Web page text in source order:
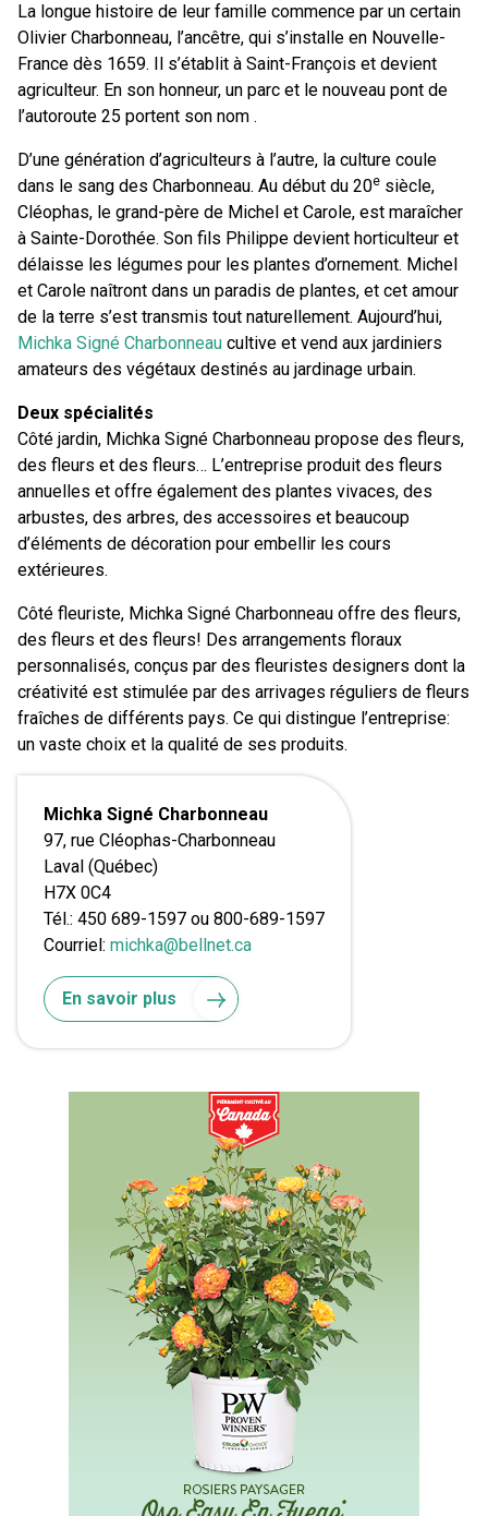
La longue histoire de leur famille commence par un certain
Olivier Charbonneau, l’ancêtre, qui s’installe en Nouvelle-
France dès 1659. Il s’établit à Saint-François et devient
agriculteur. En son honneur, un parc et le nouveau pont de
l’autoroute 25 portent son nom .
D’une génération d’agriculteurs à l’autre, la culture coule
dans le sang des Charbonneau. Au début du 20e siècle,
Cléophas, le grand-père de Michel et Carole, est maraîcher
à Sainte-Dorothée. Son fils Philippe devient horticulteur et
délaisse les légumes pour les plantes d’ornement. Michel
et Carole naîtront dans un paradis de plantes, et cet amour
de la terre s’est transmis tout naturellement. Aujourd’hui,
Michka Signé Charbonneau cultive et vend aux jardiniers
amateurs des végétaux destinés au jardinage urbain.
Deux spécialités
Côté jardin, Michka Signé Charbonneau propose des fleurs,
des fleurs et des fleurs… L’entreprise produit des fleurs
annuelles et offre également des plantes vivaces, des
arbustes, des arbres, des accessoires et beaucoup
d’éléments de décoration pour embellir les cours
extérieures.
Côté fleuriste, Michka Signé Charbonneau offre des fleurs,
des fleurs et des fleurs! Des arrangements floraux
personnalisés, conçus par des fleuristes designers dont la
créativité est stimulée par des arrivages réguliers de fleurs
fraîches de différents pays. Ce qui distingue l’entreprise:
un vaste choix et la qualité de ses produits.
Michka Signé Charbonneau
97, rue Cléophas-Charbonneau
Laval (Québec)
H7X 0C4
Tél.: 450 689-1597 ou 800-689-1597
Courriel: michka@bellnet.ca
En savoir plus